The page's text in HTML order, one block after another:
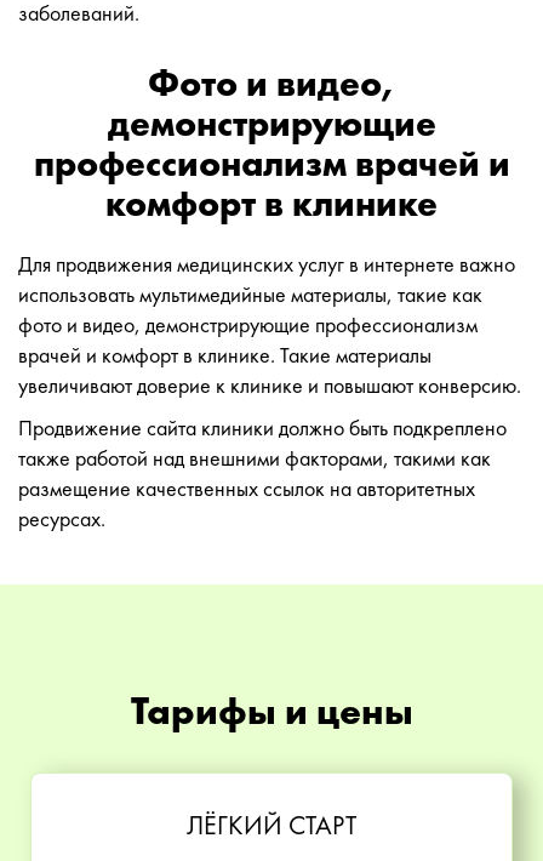
заболеваний.
Фото и видео,
демонстрирующие
профессионализм врачей и
комфорт в клинике
Для продвижения медицинских услуг в интернете важно
использовать мультимедийные материалы, такие как
фото и видео, демонстрирующие профессионализм
врачей и комфорт в клинике. Такие материалы
увеличивают доверие к клинике и повышают конверсию.
Продвижение сайта клиники должно быть подкреплено
также работой над внешними факторами, такими как
размещение качественных ссылок на авторитетных
ресурсах.
Тарифы и цены
ЛЁГКИЙ СТАРТ